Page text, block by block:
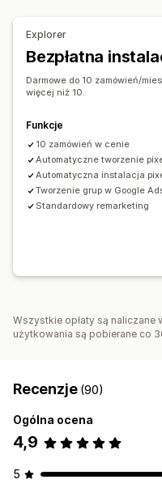
Zarządzanie sklepem
Analizy wydajności
Źródło ruchu
Explorer
Bezpłatna
Darmowe do 10 zamówień/
więcej niż 10.
Funkcje
10 zamówień w cenie
Automatyczne tworzenie
Automatyczna instalacja
Tworzenie grup w Google
Standardowy remarketing
Wszystkie opłaty są naliczane
użytkowania są pobierane co
Recenzje (90)
Ogólna ocena
4,9
5